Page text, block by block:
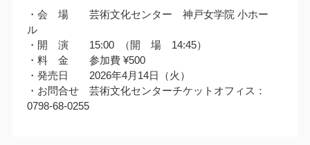
・会 場 芸術文化センター 神戸女学院 小ホー
ル
・開 演 15:00 （開 場 14:45）
・料 金 参加費 ¥500
・発売日 2026年4月14日（火）
・お問合せ 芸術文化センターチケットオフィス：
0798-68-0255